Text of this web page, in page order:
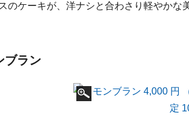
のケーキが、洋ナシと合わさり軽やかな
ブラン